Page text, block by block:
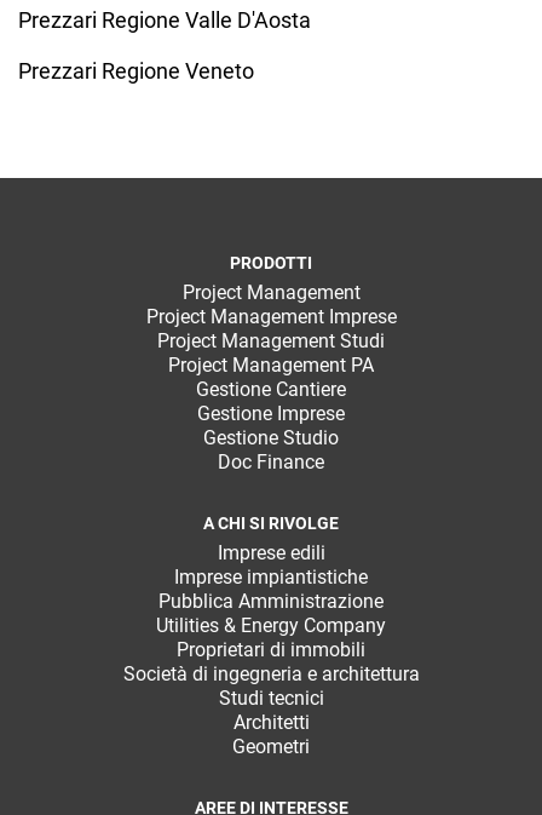
Prezzari Regione Valle D'Aosta
Prezzari Regione Veneto
PRODOTTI
Project Management
Project Management Imprese
Project Management Studi
Project Management PA
Gestione Cantiere
Gestione Imprese
Gestione Studio
Doc Finance
A CHI SI RIVOLGE
Imprese edili
Imprese impiantistiche
Pubblica Amministrazione
Utilities & Energy Company
Proprietari di immobili
Società di ingegneria e architettura
Studi tecnici
Architetti
Geometri
AREE DI INTERESSE